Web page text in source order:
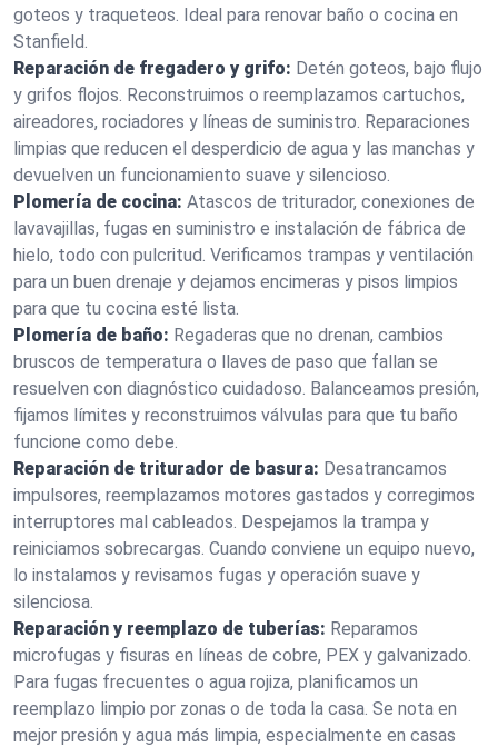
goteos y traqueteos. Ideal para renovar baño o cocina en
Stanfield.
Reparación de fregadero y grifo: Detén goteos, bajo flujo
y grifos flojos. Reconstruimos o reemplazamos cartuchos,
aireadores, rociadores y líneas de suministro. Reparaciones
limpias que reducen el desperdicio de agua y las manchas y
devuelven un funcionamiento suave y silencioso.
Plomería de cocina: Atascos de triturador, conexiones de
lavavajillas, fugas en suministro e instalación de fábrica de
hielo, todo con pulcritud. Verificamos trampas y ventilación
para un buen drenaje y dejamos encimeras y pisos limpios
para que tu cocina esté lista.
Plomería de baño: Regaderas que no drenan, cambios
bruscos de temperatura o llaves de paso que fallan se
resuelven con diagnóstico cuidadoso. Balanceamos presión,
fijamos límites y reconstruimos válvulas para que tu baño
funcione como debe.
Reparación de triturador de basura: Desatrancamos
impulsores, reemplazamos motores gastados y corregimos
interruptores mal cableados. Despejamos la trampa y
reiniciamos sobrecargas. Cuando conviene un equipo nuevo,
lo instalamos y revisamos fugas y operación suave y
silenciosa.
Reparación y reemplazo de tuberías: Reparamos
microfugas y fisuras en líneas de cobre, PEX y galvanizado.
Para fugas frecuentes o agua rojiza, planificamos un
reemplazo limpio por zonas o de toda la casa. Se nota en
mejor presión y agua más limpia, especialmente en casas